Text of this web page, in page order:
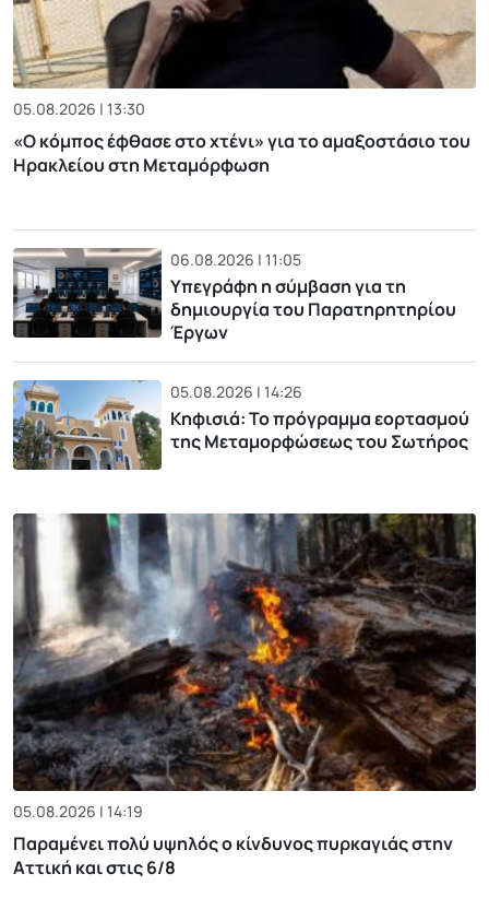
05.08.2026 | 13:30
«Ο κόμπος έφθασε στο χτένι» για το αμαξοστάσιο του
Ηρακλείου στη Μεταμόρφωση
06.08.2026 | 11:05
Υπεγράφη η σύμβαση για τη
δημιουργία του Παρατηρητηρίου
Έργων
05.08.2026 | 14:26
Κηφισιά: Το πρόγραμμα εορτασμού
της Μεταμορφώσεως του Σωτήρος
05.08.2026 | 14:19
Παραμένει πολύ υψηλός ο κίνδυνος πυρκαγιάς στην
Αττική και στις 6/8